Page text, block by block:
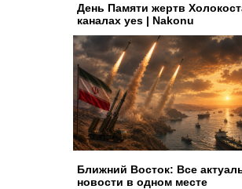
День Памяти жертв
каналах yes | Nakonu
Ближний Восток: Все
новости в одном месте